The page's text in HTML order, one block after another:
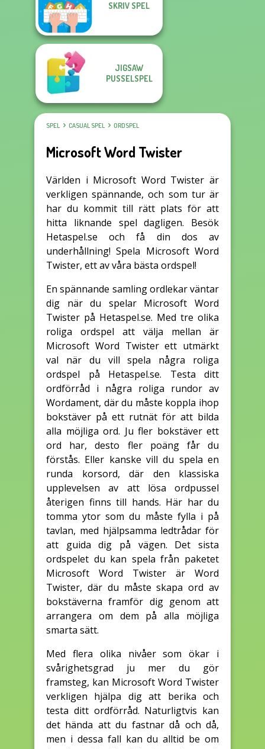
SKRIV SPEL
JIGSAW
PUSSELSPEL
SPEL CASUAL SPEL ORDSPEL
Microsoft Word Twister
Världen i Microsoft Word Twister är
verkligen spännande, och som tur är
har du kommit till rätt plats för att
hitta liknande spel dagligen. Besök
Hetaspel.se och få din dos av
underhållning! Spela Microsoft Word
Twister, ett av våra bästa ordspel!
En spännande samling ordlekar väntar
dig när du spelar Microsoft Word
Twister på Hetaspel.se. Med tre olika
roliga ordspel att välja mellan är
Microsoft Word Twister ett utmärkt
val när du vill spela några roliga
ordspel på Hetaspel.se. Testa ditt
ordförråd i några roliga rundor av
Wordament, där du måste koppla ihop
bokstäver på ett rutnät för att bilda
alla möjliga ord. Ju fler bokstäver ett
ord har, desto fler poäng får du
förstås. Eller kanske vill du spela en
runda korsord, där den klassiska
upplevelsen av att lösa ordpussel
återigen finns till hands. Här har du
tomma ytor som du måste fylla i på
tavlan, med hjälpsamma ledtrådar för
att guida dig på vägen. Det sista
ordspelet du kan spela från paketet
Microsoft Word Twister är Word
Twister, där du måste skapa ord av
bokstäverna framför dig genom att
arrangera om dem på alla möjliga
smarta sätt.
Med flera olika nivåer som ökar i
svårighetsgrad ju mer du gör
framsteg, kan Microsoft Word Twister
verkligen hjälpa dig att berika och
testa ditt ordförråd. Naturligtvis kan
det hända att du fastnar då och då,
men i dessa fall kan du alltid be om